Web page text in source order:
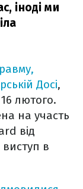
іноді ми
Досі,
лютого.
на участь
від
в